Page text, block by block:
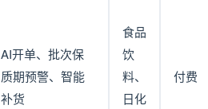
AI开单、批次保
质期预警、智能
补货
食品
饮
料、
日化
付费